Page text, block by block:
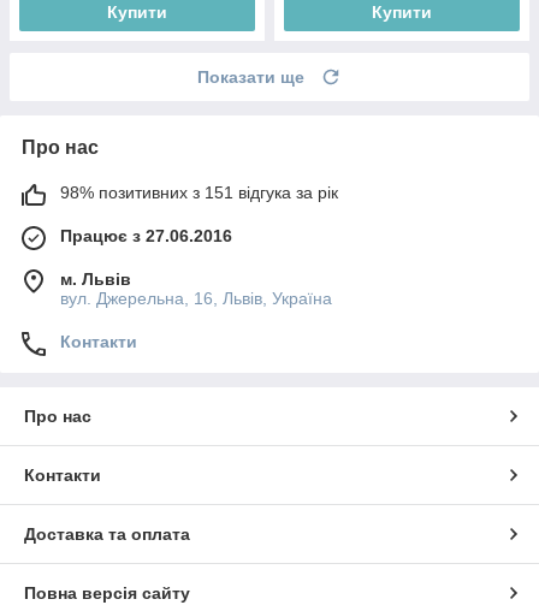
Купити Купити
Показати ще
Про нас
98% позитивних з 151 відгука за рік
Працює з 27.06.2016
м. Львів
вул. Джерельна, 16, Львів, Україна
Контакти
Про нас
Контакти
Доставка та оплата
Повна версія сайту